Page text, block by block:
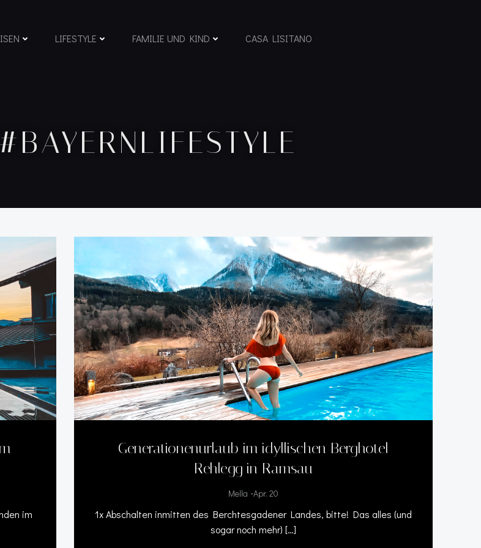
LIFESTYLE FAMILIE UND KIND CASA LISITANO
im
Generationenurlaub im idyllischen Berghotel
Rehlegg in Ramsau
Mella -Apr. 20
1x Abschalten inmitten des Berchtesgadener Landes, bitte! Das alles (und
sogar noch mehr) […]